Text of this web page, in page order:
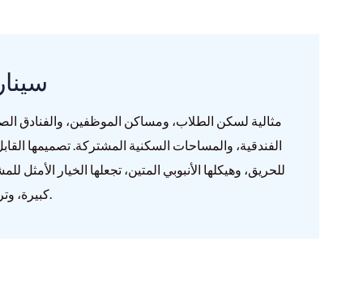
مثالية لسكن الطلاب، ومساكن الموظفين، والفنادق
الفندقية، والمساحات السكنية المشتركة. تصميمها
للحريق، وهيكلها الأنبوبي المتين، تجعلها الخيار الأمثل